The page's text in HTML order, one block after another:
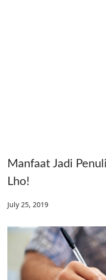
Manfaat Jadi
Lho!
Posted on
July 25, 2019
c
e
m
b